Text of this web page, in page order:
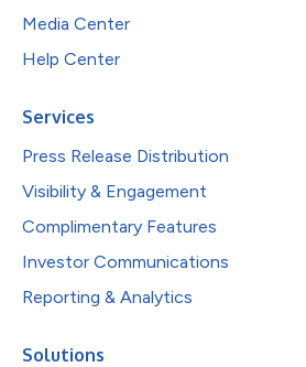
Media Center
Help Center
Services
Press Release Distribution
Visibility & Engagement
Complimentary Features
Investor Communications
Reporting & Analytics
Solutions